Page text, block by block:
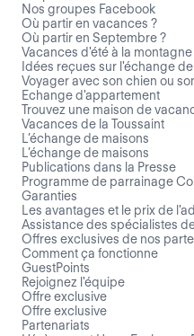
Nos groupes Facebook
Où partir en vacances ?
Où partir en Septembre ?
Vacances d'été à la
Idées reçues sur l'échange
Voyager avec son chien ou
Echange d'appartement
Trouvez une maison de
Vacances de la Toussaint
L’échange de maisons
L’échange de maisons
Publications dans la Presse
Programme de parrainage
Garanties
Les avantages et le prix de
Assistance des spécialistes
Offres exclusives de nos
Comment ça fonctionne
GuestPoints
Rejoignez l'équipe
Offre exclusive
Offre exclusive
Partenariats